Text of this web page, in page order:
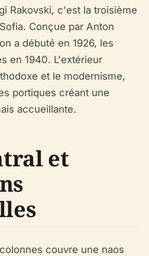
Rakovski, c'est la troisième
Conçue par Anton
a débuté en 1926, les
en 1940. L'extérieur
et le modernisme,
portiques créant une
accueillante.
et
couvre une naos